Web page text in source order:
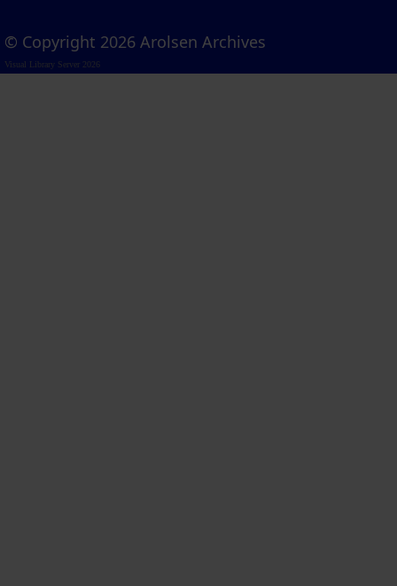
© Copyright 2026 Arolsen Archives
Visual Library Server 2026